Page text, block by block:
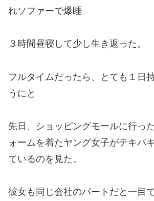
れソファーで爆睡
３時間昼寝して少し生き返った。
フルタイムだったら、とても１日
うにと
先日、ショッピングモールに行っ
ォームを着たヤング女子がテキパ
ているのを見た。
彼女も同じ会社のパートだと一目